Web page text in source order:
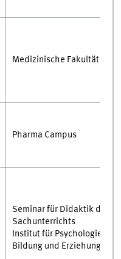
Medizinische Fakultät
Pharma Campus
Seminar für Didaktik des
Sachunterrichts
Institut für Psychologie in
Bildung und Erziehung